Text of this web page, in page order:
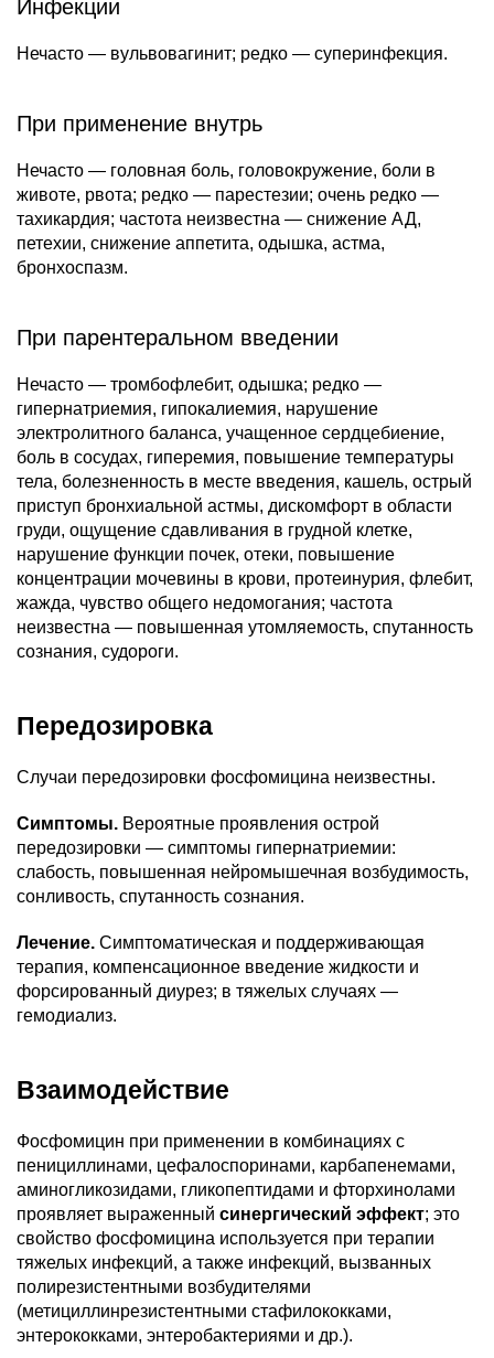
Инфекции
Нечасто — вульвовагинит; редко — суперинфекция.
При применение внутрь
Нечасто — головная боль, головокружение, боли в
животе, рвота; редко — парестезии; очень редко —
тахикардия; частота неизвестна — снижение АД,
петехии, снижение аппетита, одышка, астма,
бронхоспазм.
При парентеральном введении
Нечасто — тромбофлебит, одышка; редко —
гипернатриемия, гипокалиемия, нарушение
электролитного баланса, учащенное сердцебиение,
боль в сосудах, гиперемия, повышение температуры
тела, болезненность в месте введения, кашель, острый
приступ бронхиальной астмы, дискомфорт в области
груди, ощущение сдавливания в грудной клетке,
нарушение функции почек, отеки, повышение
концентрации мочевины в крови, протеинурия, флебит,
жажда, чувство общего недомогания; частота
неизвестна — повышенная утомляемость, спутанность
сознания, судороги.
Передозировка
Случаи передозировки фосфомицина неизвестны.
Симптомы. Вероятные проявления острой
передозировки — симптомы гипернатриемии:
слабость, повышенная нейромышечная возбудимость,
сонливость, спутанность сознания.
Лечение. Симптоматическая и поддерживающая
терапия, компенсационное введение жидкости и
форсированный диурез; в тяжелых случаях —
гемодиализ.
Взаимодействие
Фосфомицин при применении в комбинациях с
пенициллинами, цефалоспоринами, карбапенемами,
аминогликозидами, гликопептидами и фторхинолами
проявляет выраженный синергический эффект; это
свойство фосфомицина используется при терапии
тяжелых инфекций, а также инфекций, вызванных
полирезистентными возбудителями
(метициллинрезистентными стафилококками,
энтерококками, энтеробактериями и др.).